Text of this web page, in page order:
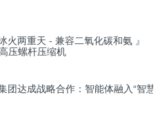
火两重天 - 兼容二氧化碳和氨 』
压螺杆压缩机
团达成战略合作：智能体融入“智慧